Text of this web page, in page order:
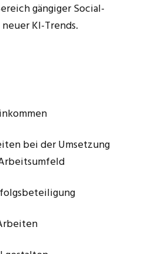
gängiger Social-
KI-Trends.
bei der Umsetzung